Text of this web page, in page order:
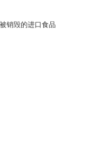
销毁的进口食品